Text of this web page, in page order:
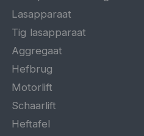
Lasapparaat
Tig lasapparaat
Aggregaat
Hefbrug
Motorlift
Schaarlift
Heftafel